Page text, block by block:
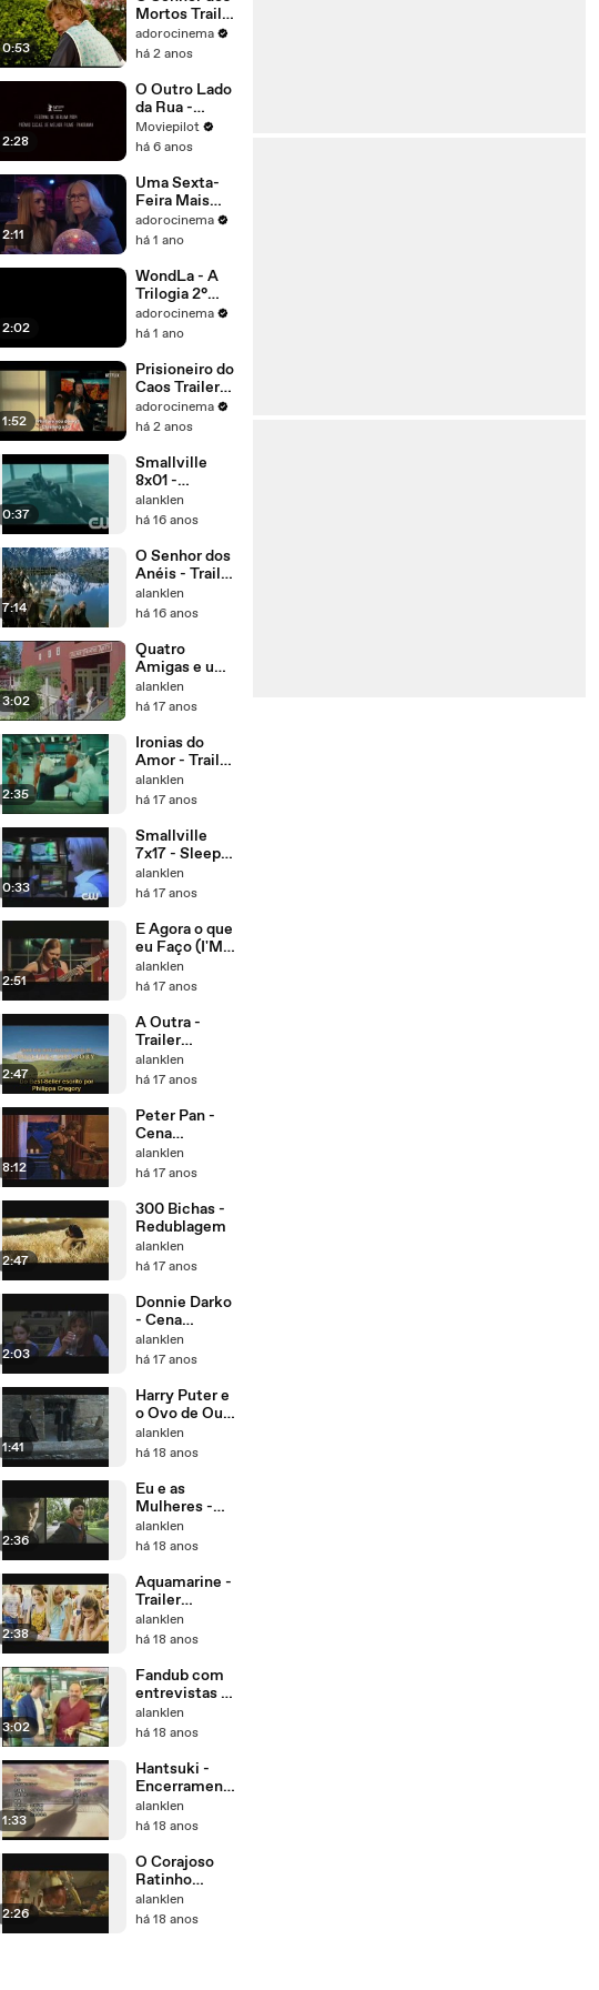
0:53
Mortos Trailer
Original
adorocinema
há 2 anos
2:28
O Outro Lado
da Rua -
Trailer
(English)
Moviepilot
há 6 anos
2:11
Uma Sexta-
Feira Mais
Louca Ainda
Trailer
adorocinema
há 1 ano
2:02
WondLa - A
Trilogia 2°
Temporada
Trailer
adorocinema
há 1 ano
1:52
Prisioneiro do
Caos Trailer
Oficial
adorocinema
há 2 anos
0:37
Smallville
8x01 -
FanTrailer
alanklen
há 16 anos
7:14
O Senhor dos
Anéis - Trailer
Trilogia -
FANDUBLAD
alanklen
há 16 anos
3:02
Quatro
Amigas e um
Jeans Viajante
2 - Trailer 2
alanklen
há 17 anos
2:35
Ironias do
Amor - Trailer
Fandublado
alanklen
há 17 anos
0:33
Smallville
7x17 - Sleeper
- TRAILER
FANDUBLAD
alanklen
há 17 anos
2:51
E Agora o que
eu Faço (I'M
REED FISH) -
Trailer
alanklen
há 17 anos
2:47
A Outra -
Trailer
Fandublado
alanklen
há 17 anos
8:12
Peter Pan -
Cena
Fandublada
alanklen
há 17 anos
2:47
300 Bichas -
Redublagem
alanklen
há 17 anos
2:03
Donnie Darko
- Cena
fandublada
alanklen
há 17 anos
1:41
Harry Puter e
o Ovo de Ouro
- Redublagem
alanklen
há 18 anos
2:36
Eu e as
Mulheres -
Trailer
Fandublado
alanklen
há 18 anos
2:38
Aquamarine -
Trailer
Fandublado
alanklen
há 18 anos
3:02
Fandub com
entrevistas -
Divulgação do
Concurso
alanklen
há 18 anos
1:33
Hantsuki -
Encerramento
- Fansing
alanklen
há 18 anos
2:26
O Corajoso
Ratinho
Despereaux -
Trailer
alanklen
há 18 anos